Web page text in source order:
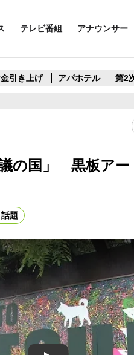
テレビ番組 アナウンサー
引き上げ アパホテル 第2
の国」 黒板ア
題